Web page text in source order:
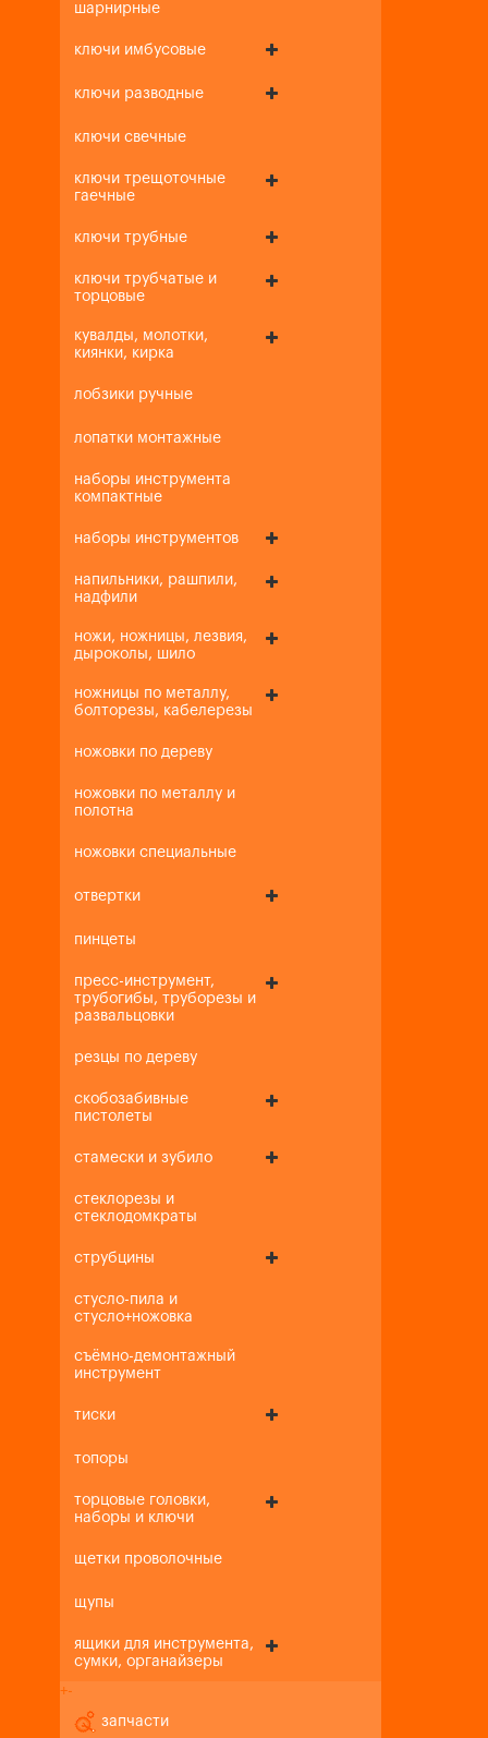
шарнирные
ключи имбусовые
ключи разводные
ключи свечные
ключи трещоточные
гаечные
ключи трубные
ключи трубчатые и
торцовые
кувалды, молотки,
киянки, кирка
лобзики ручные
лопатки монтажные
наборы инструмента
компактные
наборы инструментов
напильники, рашпили,
надфили
ножи, ножницы, лезвия,
дыроколы, шило
ножницы по металлу,
болторезы, кабелерезы
ножовки по дереву
ножовки по металлу и
полотна
ножовки специальные
отвертки
пинцеты
пресс-инструмент,
трубогибы, труборезы и
развальцовки
резцы по дереву
скобозабивные
пистолеты
стамески и зубило
стеклорезы и
стеклодомкраты
струбцины
стусло-пила и
стусло+ножовка
съёмно-демонтажный
инструмент
тиски
топоры
торцовые головки,
наборы и ключи
щетки проволочные
щупы
ящики для инструмента,
сумки, органайзеры
+-
запчасти